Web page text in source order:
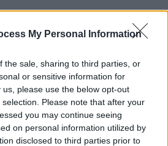
My Personal Information
the sale, sharing to third parties, or
or sensitive information for
please use the below opt-out
Please note that after your
you may continue seeing
on personal information utilized by
disclosed to third parties prior to